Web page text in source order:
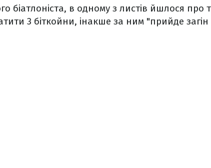
біатлоніста, в одному з листів йшлося про
3 біткойни, інакше за ним "прийде загін